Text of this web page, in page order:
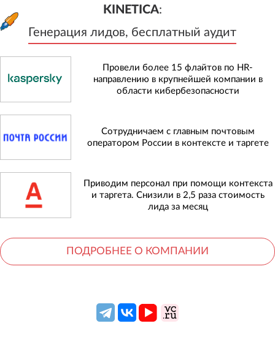
KINETICA:
Генерация лидов, бесплатный аудит
Генерация лидов, бесплатный
Провели более 15 флайтов по HR-
направлению в крупнейшей компании в
области кибербезопасности
Сотрудничаем с главным почтовым
оператором России в контексте и таргете
Приводим персонал при помощи контекста
и таргета. Снизили в 2,5 раза стоимость
лида за месяц
ПОДРОБНЕЕ О КОМПАНИИ